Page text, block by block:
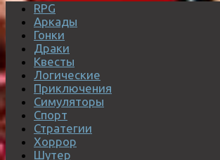
RPG
Аркады
Гонки
Драки
Квесты
Логические
Приключения
Симуляторы
Спорт
Стратегии
Хоррор
Шутер